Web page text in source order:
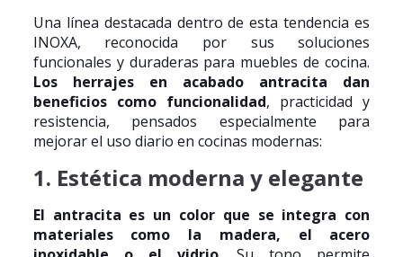
Una línea destacada dentro de esta tendencia es
INOXA, reconocida por sus soluciones
funcionales y duraderas para muebles de cocina.
Los herrajes en acabado antracita dan
beneficios como funcionalidad, practicidad y
resistencia, pensados especialmente para
mejorar el uso diario en cocinas modernas:
1. Estética moderna y elegante
El antracita es un color que se integra con
materiales como la madera, el acero